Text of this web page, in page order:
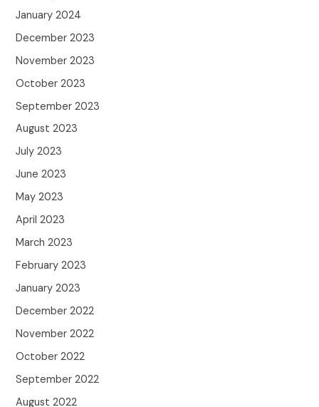
January 2024
December 2023
November 2023
October 2023
September 2023
August 2023
July 2023
June 2023
May 2023
April 2023
March 2023
February 2023
January 2023
December 2022
November 2022
October 2022
September 2022
August 2022